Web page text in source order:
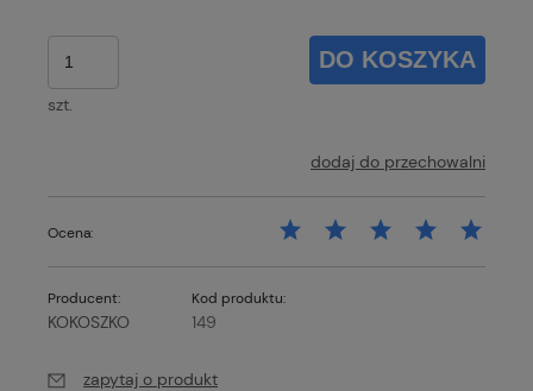
szt.
DO KOSZYKA
dodaj do przechowalni
Ocena:
Producent:
KOKOSZKO
Kod produktu:
149
zapytaj o produkt